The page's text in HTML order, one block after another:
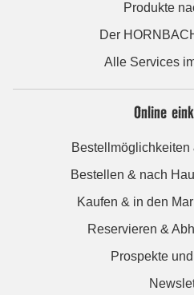
Produkte
Der
Alle Services
Online
Bestellmöglichkeiten
Bestellen & nach
Kaufen & in den
Reservieren &
Prospekte